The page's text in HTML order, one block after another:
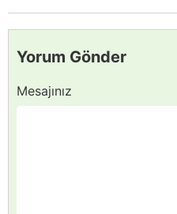
Yorum Gönder
Mesajınız